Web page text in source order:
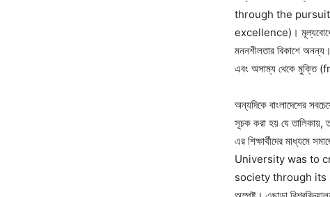
through the
excellence)। মূল্যবোধের
মননশীলতার বিকাশে
এবং অসাম্য থেকে
অন্যদিকে বাংলাদেশের
সূচক করা হয় যে তালিকায়,
এর শিক্ষার্থীদের মাধ্যমে
University was to
society through its